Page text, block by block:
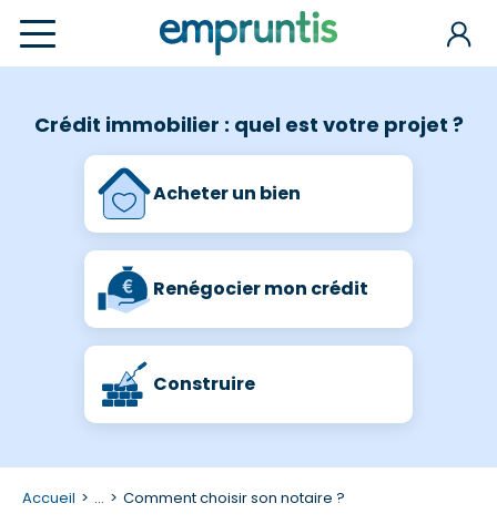
Crédit immobilier : quel est votre projet ?
Acheter un bien
Renégocier mon crédit
Construire
Accueil ... Comment choisir son notaire ?